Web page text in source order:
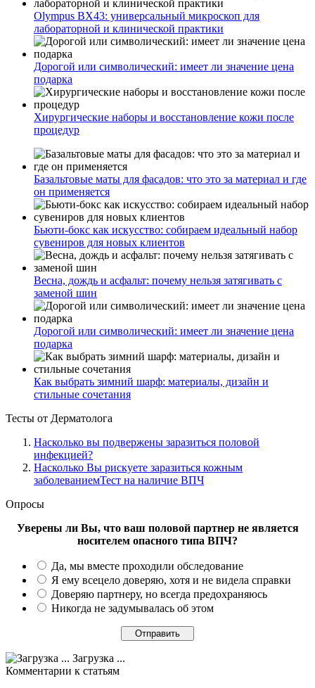
Olympus BX43: универсальный микроскоп для
лабораторной и клинической практики
Дорогой или символический: имеет ли значение цена
подарка
Хирургические наборы и восстановление кожи после
процедур
Базальтовые маты для фасадов: что это за материал и где
он применяется
Бьюти-бокс как искусство: собираем идеальный набор
сувениров для новых клиентов
Весна, дождь и асфальт: почему нельзя затягивать с
заменой шин
Дорогой или символический: имеет ли значение цена
подарка
Как выбрать зимний шарф: материалы, дизайн и
стильные сочетания
Тесты от Дерматолога
Насколько вы подвержены заразиться половой
инфекцией?
Насколько Вы рискуете заразиться кожным
заболеваниемТест на наличие ВПЧ
Опросы
Уверены ли Вы, что ваш половой партнер не является
носителем опасного типа ВПЧ?
Да, мы вместе проходили обследование
Я ему всецело доверяю, хотя и не видела справки
Доверяю партнеру, но всегда предохраняюсь
Никогда не задумывалась об этом
Загрузка ...
Комментарии к статьям